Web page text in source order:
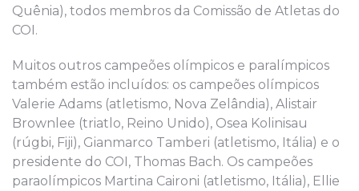
Quênia), todos membros da Comissão de Atletas do
COI.
Muitos outros campeões olímpicos e paralímpicos
também estão incluídos: os campeões olímpicos
Valerie Adams (atletismo, Nova Zelândia), Alistair
Brownlee (triatlo, Reino Unido), Osea Kolinisau
(rúgbi, Fiji), Gianmarco Tamberi (atletismo, Itália) e o
presidente do COI, Thomas Bach. Os campeões
paraolímpicos Martina Caironi (atletismo, Itália), Ellie